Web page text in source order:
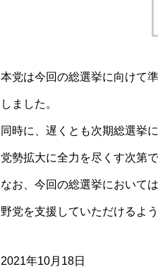
本党は今回の総選挙に向けて
しました。
同時に、遅くとも次期総選挙
党勢拡大に全力を尽くす次第
なお、今回の総選挙において
野党を支援していただけるよ
2021年10月18日